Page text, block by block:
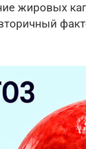
жировых